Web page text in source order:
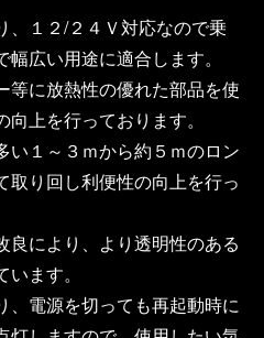
、１２/２４Ｖ対応なので乗
広い用途に適合します。
等に放熱性の優れた部品を使
上を行っております。
い１～３ｍから約５ｍのロン
取り回し利便性の向上を行っ
良により、より透明性のある
ます。
、電源を切っても再起動時に